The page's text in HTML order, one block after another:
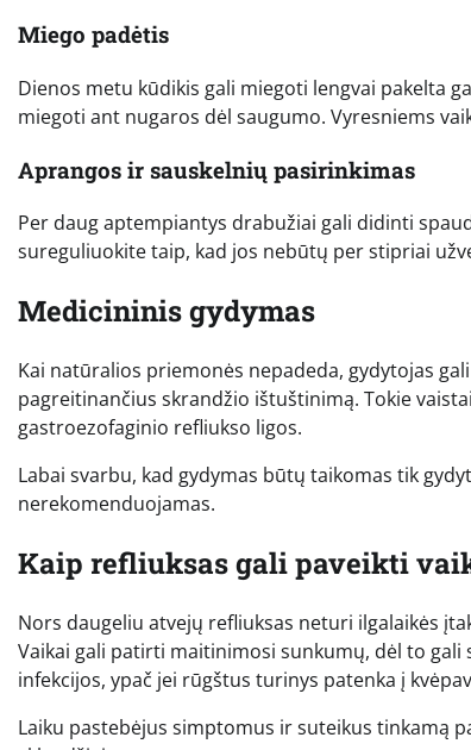
Miego padėtis
Dienos metu kūdikis gali miegoti lengvai pakelta
miegoti ant nugaros dėl saugumo. Vyresniems
Aprangos ir sauskelnių pasirinkimas
Per daug aptempiantys drabužiai gali didinti
sureguliuokite taip, kad jos nebūtų per stipriai
Medicininis gydymas
Kai natūralios priemonės nepadeda, gydytojas
pagreitinančius skrandžio ištuštinimą. Tokie
gastroezofaginio refliukso ligos.
Labai svarbu, kad gydymas būtų taikomas tik
nerekomenduojamas.
Kaip refliuksas gali paveikti
Nors daugeliu atvejų refliuksas neturi ilgalaikės
Vaikai gali patirti maitinimosi sunkumų, dėl to
infekcijos, ypač jei rūgštus turinys patenka į
Laiku pastebėjus simptomus ir suteikus tinkamą